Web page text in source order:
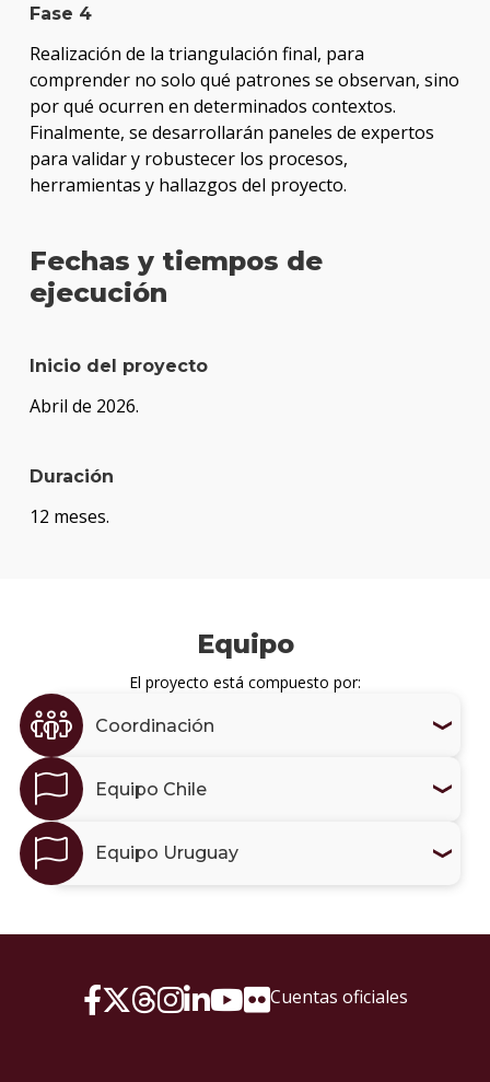
Fase 4
Realización de la triangulación final, para
comprender no solo qué patrones se observan, sino
por qué ocurren en determinados contextos.
Finalmente, se desarrollarán paneles de expertos
para validar y robustecer los procesos,
herramientas y hallazgos del proyecto.
Fechas y tiempos de
ejecución
Inicio del proyecto
Abril de 2026.
Duración
12 meses.
Equipo
El proyecto está compuesto por:
Coordinación
Equipo Chile
Equipo Uruguay
Cuentas oficiales